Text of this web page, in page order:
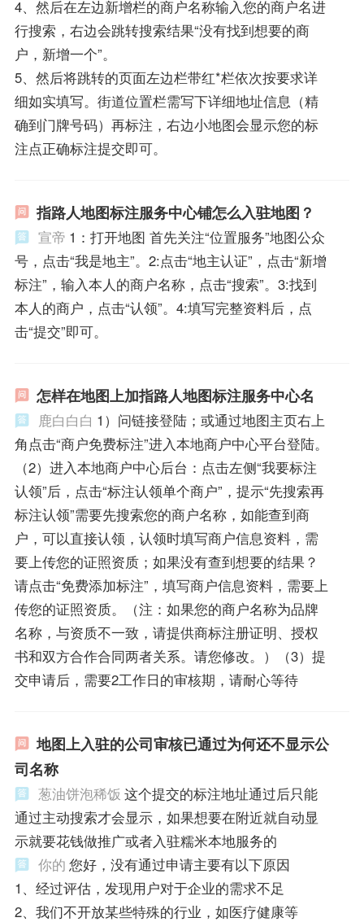
4、然后在左边新增栏的商户名称输入您的商户名进
行搜索，右边会跳转搜索结果“没有找到想要的商
户，新增一个”。
5、然后将跳转的页面左边栏带红*栏依次按要求详
细如实填写。街道位置栏需写下详细地址信息（精
确到门牌号码）再标注，右边小地图会显示您的标
注点正确标注提交即可。
指路人地图标注服务中心铺怎么入驻地图？
宣帝 1：打开地图 首先关注“位置服务”地图公众
号，点击“我是地主”。2:点击“地主认证”，点击“新增
标注”，输入本人的商户名称，点击“搜索”。3:找到
本人的商户，点击“认领”。4:填写完整资料后，点
击“提交”即可。
怎样在地图上加指路人地图标注服务中心名
鹿白白白 1）问链接登陆；或通过地图主页右上
角点击“商户免费标注”进入本地商户中心平台登陆。
（2）进入本地商户中心后台：点击左侧“我要标注
认领”后，点击“标注认领单个商户”，提示“先搜索再
标注认领”需要先搜索您的商户名称，如能查到商
户，可以直接认领，认领时填写商户信息资料，需
要上传您的证照资质；如果没有查到想要的结果？
请点击“免费添加标注”，填写商户信息资料，需要上
传您的证照资质。（注：如果您的商户名称为品牌
名称，与资质不一致，请提供商标注册证明、授权
书和双方合作合同两者关系。请您修改。）（3）提
交申请后，需要2工作日的审核期，请耐心等待
地图上入驻的公司审核已通过为何还不显示公
司名称
葱油饼泡稀饭 这个提交的标注地址通过后只能
通过主动搜索才会显示，如果想要在附近就自动显
示就要花钱做推广或者入驻糯米本地服务的
你的 您好，没有通过申请主要有以下原因
1、经过评估，发现用户对于企业的需求不足
2、我们不开放某些特殊的行业，如医疗健康等